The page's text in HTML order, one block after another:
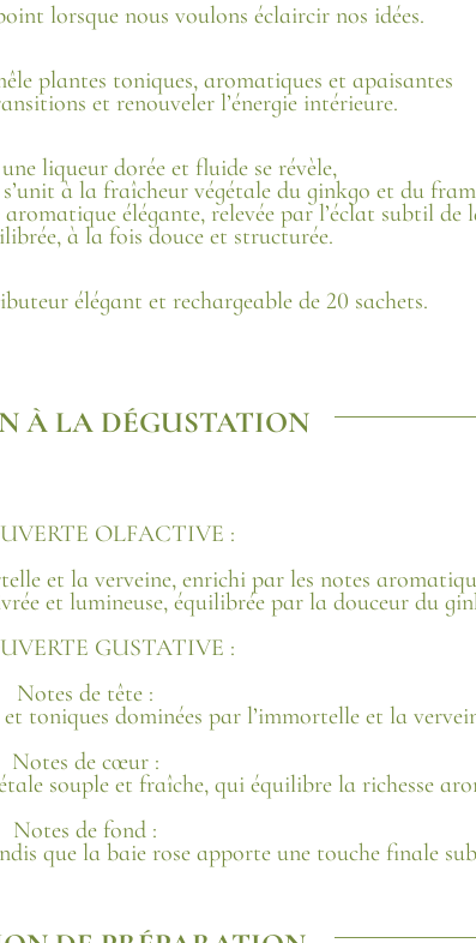
lorsque nous voulons éclaircir nos idées.
plantes toniques, aromatiques et apaisantes
et renouveler l’énergie intérieure.
liqueur dorée et fluide se révèle,
à la fraîcheur végétale du ginkgo et du
élégante, relevée par l’éclat subtil de
à la fois douce et structurée.
élégant et rechargeable de 20 sachets.
À LA DÉGUSTATION
OLFACTIVE :
et la verveine, enrichi par les notes
et lumineuse, équilibrée par la douceur du
GUSTATIVE :
Notes de tête :
toniques dominées par l’immortelle et la
Notes de cœur :
souple et fraîche, qui équilibre la richesse
Notes de fond :
que la baie rose apporte une touche finale